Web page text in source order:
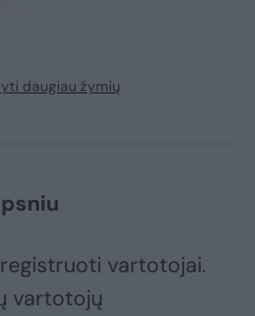
daugiau žymių
vartotojai.
vartotojų